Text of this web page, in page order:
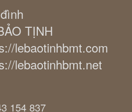
TỊNH
lebaotinhbmt.com
lebaotinhbmt.net
154 837